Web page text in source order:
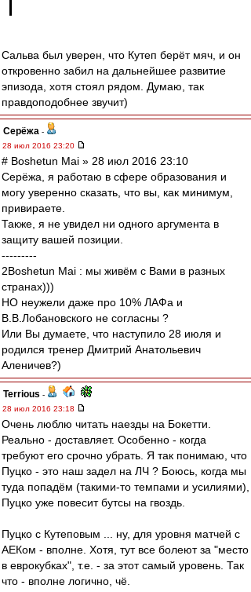
Сальва был уверен, что Кутеп берёт мяч, и он
откровенно забил на дальнейшее развитие
эпизода, хотя стоял рядом. Думаю, так
правдоподобнее звучит)
Серёжа -
28 июл 2016 23:20
# Boshetun Mai » 28 июл 2016 23:10
Серёжа, я работаю в сфере образования и
могу уверенно сказать, что вы, как минимум,
привираете.
Также, я не увидел ни одного аргумента в
защиту вашей позиции.
---------
2Boshetun Mai : мы живём с Вами в разных
странах)))
НО неужели даже про 10% ЛАФа и
В.В.Лобановского не согласны ?
Или Вы думаете, что наступило 28 июля и
родился тренер Дмитрий Анатольевич
Аленичев?)
Terrious -
28 июл 2016 23:18
Очень люблю читать наезды на Бокетти.
Реально - доставляет. Особенно - когда
требуют его срочно убрать. Я так понимаю, что
Пуцко - это наш задел на ЛЧ ? Боюсь, когда мы
туда попадём (такими-то темпами и усилиями),
Пуцко уже повесит бутсы на гвоздь.
Пуцко с Кутеповым ... ну, для уровня матчей с
АЕКом - вполне. Хотя, тут все болеют за "место
в еврокубках", т.е. - за этот самый уровень. Так
что - вполне логично, чё.